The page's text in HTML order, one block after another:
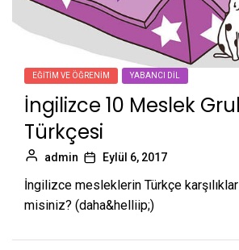
EĞITIM VE ÖĞRENIM YABANCI DIL
İngilizce 10 Meslek
Türkçesi
admin Eylül 6, 2017
İngilizce mesleklerin Türkçe
misiniz? (daha&helliip;)